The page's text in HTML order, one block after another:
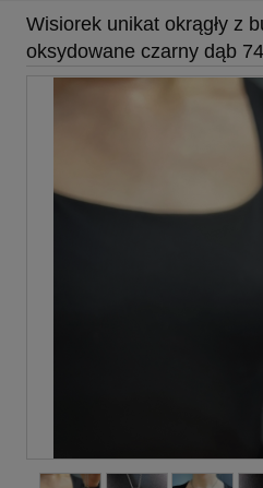
Wisiorek unikat okrągły z
oksydowane czarny dąb